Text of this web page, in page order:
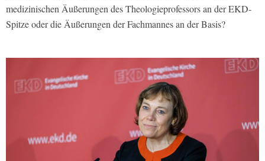
medizinischen Äußerungen des Theologieprofessors an der EKD-
Spitze oder die Äußerungen der Fachmannes an der Basis?